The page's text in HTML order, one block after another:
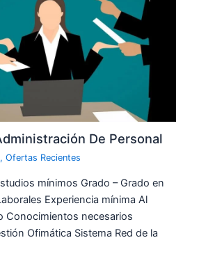
De Personal
,Ofertas Recientes
mínimos Grado – Grado en
Experiencia mínima Al
Conocimientos necesarios
Ofimática Sistema Red de la